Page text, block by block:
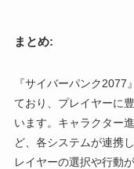
まとめ:
『サイバーパンク
ており、プレイヤーに
います。キャラクター
ど、各システムが連携
レイヤーの選択や行動